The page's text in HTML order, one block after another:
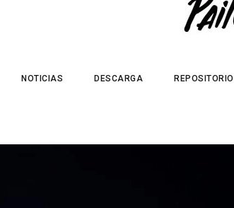
NOTICIAS DESCARGA REPOSITORIO